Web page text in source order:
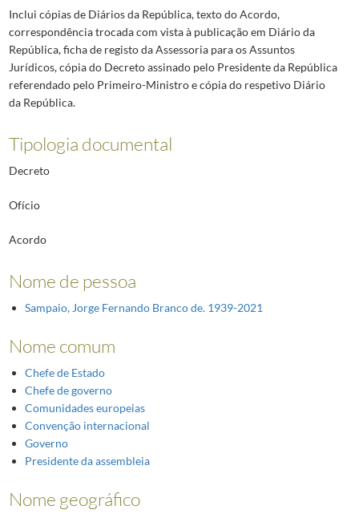
Inclui cópias de Diários da República, texto do Acordo,
correspondência trocada com vista à publicação em Diário da
República, ficha de registo da Assessoria para os Assuntos
Jurídicos, cópia do Decreto assinado pelo Presidente da República
referendado pelo Primeiro-Ministro e cópia do respetivo Diário
da República.
Tipologia documental
Decreto
Ofício
Acordo
Nome de pessoa
Sampaio, Jorge Fernando Branco de. 1939-2021
Nome comum
Chefe de Estado
Chefe de governo
Comunidades europeias
Convenção internacional
Governo
Presidente da assembleia
Nome geográfico